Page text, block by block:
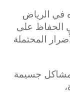
في الرياض
الحفاظ على
المحتملة
مشاكل جسيمة